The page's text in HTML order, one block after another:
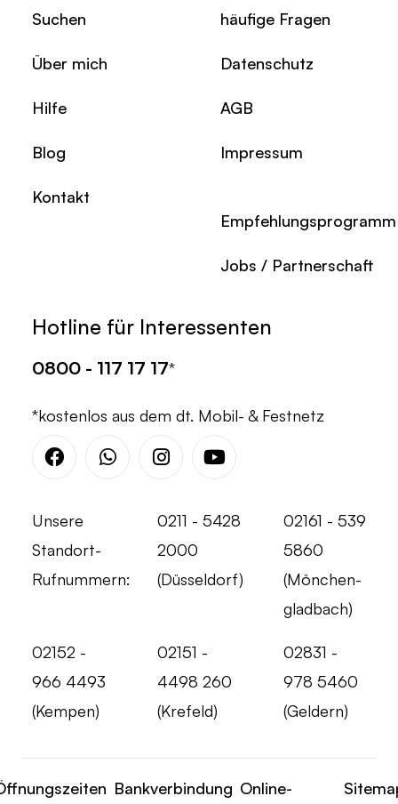
Suchen
Über mich
Hilfe
Blog
Kontakt
häufige Fragen
Datenschutz
AGB
Impressum
Empfehlungsprogramm
Jobs / Partnerschaft
Hotline für Interessenten
0800 - 117 17 17*
*kostenlos aus dem dt. Mobil- & Festnetz
FacebookWhatsappInstagramYoutube
Unsere
Standort-
Rufnummern:
0211 - 5428
2000
(Düsseldorf)
02161 - 539
5860
(Mönchen-
gladbach)
02152 -
966 4493
(Kempen)
02151 -
4498 260
(Krefeld)
02831 -
978 5460
(Geldern)
Bankverbindung Online-